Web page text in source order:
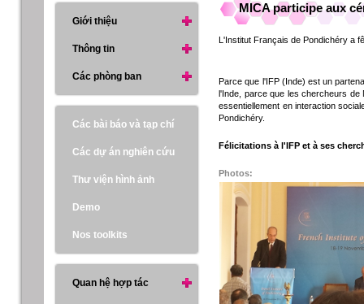
MICA participe aux
L'Institut Français de Pondichéry a
Parce que l'IFP (Inde) est un
l'Inde, parce que les chercheurs de
essentiellement en interaction
Pondichéry.
Félicitations à l'IFP et à ses
Photos:
Giới thiệu
Thông tin
Các phòng ban
Các bài báo và tạp chí
Các dự án nghiên cứu
Thư viện hình ảnh
Demo
Nos toolkits
Quan hệ hợp tác